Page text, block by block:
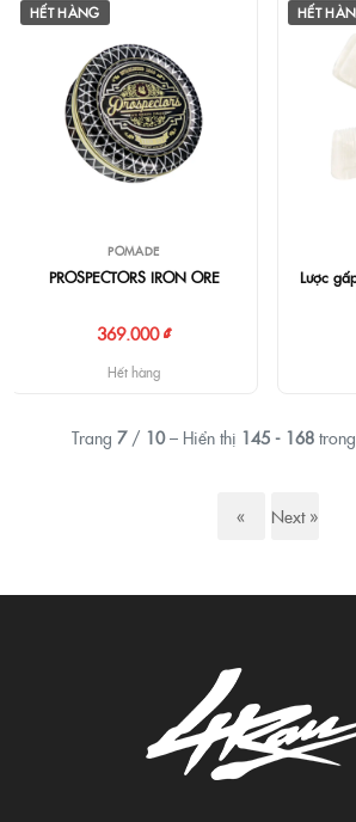
HẾT HÀNG
POMADE
PROSPECTORS IRON ORE
369.000 ₫
Hết hàng
HẾT
Lược
Trang 7/ 10– Hiển thị 145 - 168 trong
«
Next »